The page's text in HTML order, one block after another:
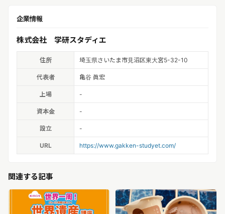
企業情報
株式会社 学研スタディエ
住所 埼玉県さいたま市見沼区東大宮5-32-10
代表者 亀谷 眞宏
上場 -
資本金 -
設立 -
URL https://www.gakken-studyet.com/
関連する記事